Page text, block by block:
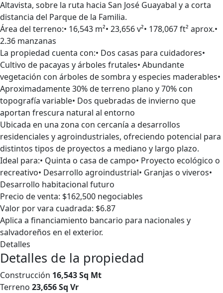
Altavista, sobre la ruta hacia San José Guayabal y a corta
distancia del Parque de la Familia.
Área del terreno:• 16,543 m²• 23,656 v²• 178,067 ft² aprox.•
2.36 manzanas
La propiedad cuenta con:• Dos casas para cuidadores•
Cultivo de pacayas y árboles frutales• Abundante
vegetación con árboles de sombra y especies maderables•
Aproximadamente 30% de terreno plano y 70% con
topografía variable• Dos quebradas de invierno que
aportan frescura natural al entorno
Ubicada en una zona con cercanía a desarrollos
residenciales y agroindustriales, ofreciendo potencial para
distintos tipos de proyectos a mediano y largo plazo.
Ideal para:• Quinta o casa de campo• Proyecto ecológico o
recreativo• Desarrollo agroindustrial• Granjas o viveros•
Desarrollo habitacional futuro
Precio de venta: $162,500 negociables
Valor por vara cuadrada: $6.87
Aplica a financiamiento bancario para nacionales y
salvadoreños en el exterior.
Detalles
Detalles de la propiedad
Construcción 16,543 Sq Mt
Terreno 23,656 Sq Vr